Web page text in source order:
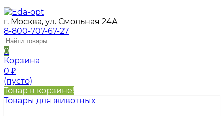
г. Москва, ул. Смольная 24А
8-800-707-67-27
0
Корзина
0 ₽
(пусто)
Товар в корзине!
Товары для животных